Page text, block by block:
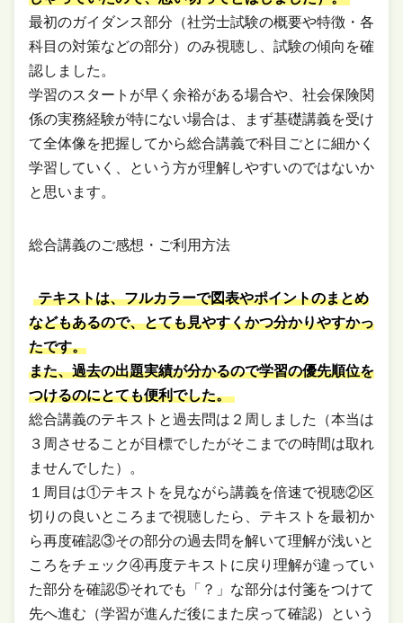
最初のガイダンス部分（社労士試験の概要や特徴・各
科目の対策などの部分）のみ視聴し、試験の傾向を確
認しました。
学習のスタートが早く余裕がある場合や、社会保険関
係の実務経験が特にない場合は、まず基礎講義を受け
て全体像を把握してから総合講義で科目ごとに細かく
学習していく、という方が理解しやすいのではないか
と思います。
総合講義のご感想・ご利用方法
テキストは、フルカラーで図表やポイントのまとめ
などもあるので、とても見やすくかつ分かりやすかっ
たです。
また、過去の出題実績が分かるので学習の優先順位を
つけるのにとても便利でした。
総合講義のテキストと過去問は２周しました（本当は
３周させることが目標でしたがそこまでの時間は取れ
ませんでした）。
１周目は①テキストを見ながら講義を倍速で視聴②区
切りの良いところまで視聴したら、テキストを最初か
ら再度確認③その部分の過去問を解いて理解が浅いと
ころをチェック④再度テキストに戻り理解が違ってい
た部分を確認⑤それでも「？」な部分は付箋をつけて
先へ進む（学習が進んだ後にまた戻って確認）という